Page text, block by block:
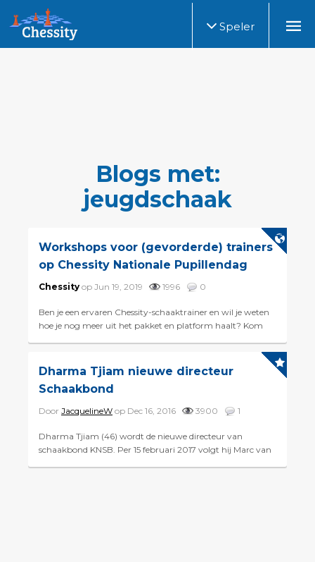
Speler
Blogs met:
jeugdschaak
Workshops voor (gevorderde) trainers
op Chessity Nationale Pupillendag
Chessity op Jun 19, 2019 1996 0
Ben je een ervaren Chessity-schaaktrainer en wil je weten
hoe je nog meer uit het pakket en platform haalt? Kom
Dharma Tjiam nieuwe directeur
Schaakbond
Door JacquelineW op Dec 16, 2016 3900 1
Dharma Tjiam (46) wordt de nieuwe directeur van
schaakbond KNSB. Per 15 februari 2017 volgt hij Marc van